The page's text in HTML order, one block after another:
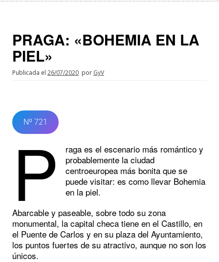
PRAGA: «BOHEMIA EN LA
PIEL»
Publicada el 26/07/2020 por GyV
Nº 721
P
raga es el escenario más romántico y
probablemente la ciudad
centroeuropea más bonita que se
puede visitar: es como llevar Bohemia
en la piel.
Abarcable y paseable, sobre todo su zona
monumental, la capital checa tiene en el Castillo, en
el Puente de Carlos y en su plaza del Ayuntamiento,
los puntos fuertes de su atractivo, aunque no son los
únicos.